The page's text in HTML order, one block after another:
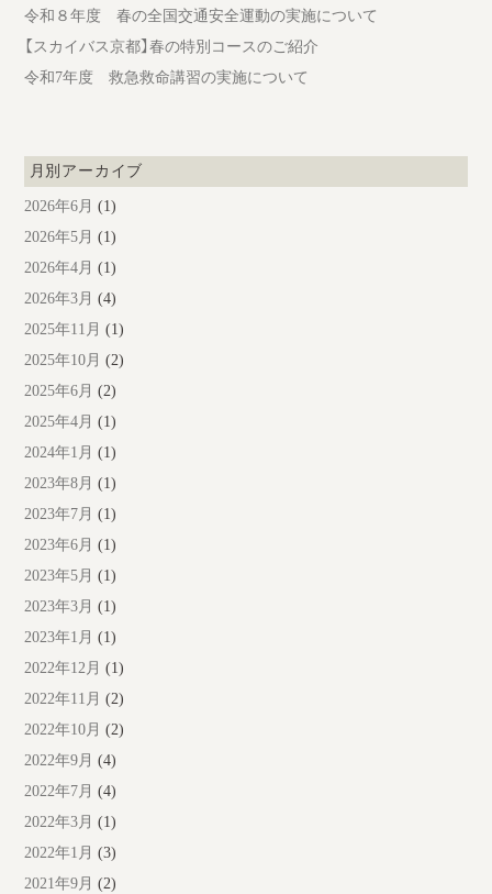
令和８年度 春の全国交通安全運動の実施について
【スカイバス京都】春の特別コースのご紹介
令和7年度 救急救命講習の実施について
月別アーカイブ
2026年6月 (1)
2026年5月 (1)
2026年4月 (1)
2026年3月 (4)
2025年11月 (1)
2025年10月 (2)
2025年6月 (2)
2025年4月 (1)
2024年1月 (1)
2023年8月 (1)
2023年7月 (1)
2023年6月 (1)
2023年5月 (1)
2023年3月 (1)
2023年1月 (1)
2022年12月 (1)
2022年11月 (2)
2022年10月 (2)
2022年9月 (4)
2022年7月 (4)
2022年3月 (1)
2022年1月 (3)
2021年9月 (2)